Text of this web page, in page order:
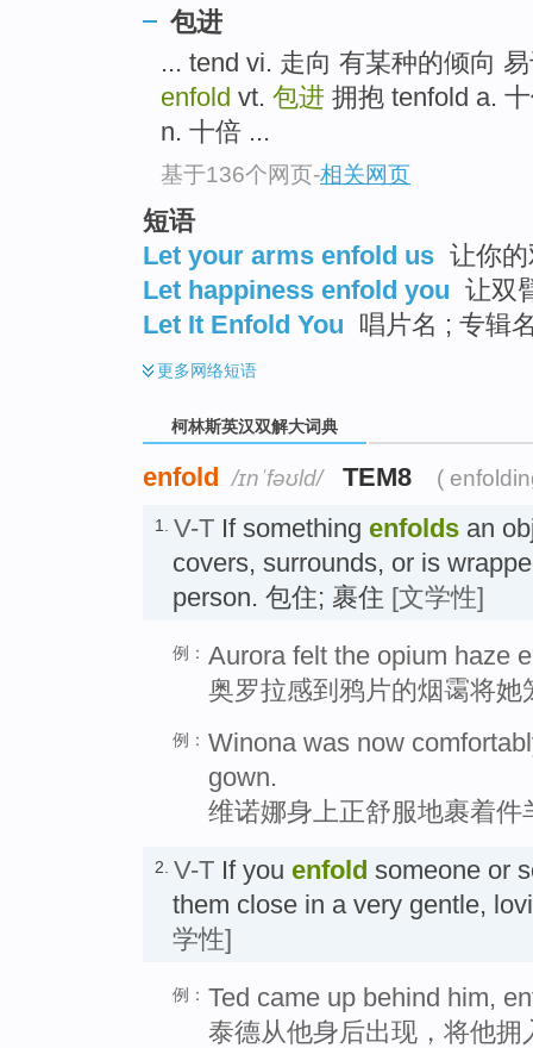
包进
... tend vi. 走向 有某种的倾向
enfold vt. 包进 拥抱 tenfold a.
n. 十倍 ...
基于136个网页-相关网页
短语
Let your arms enfold us 让你
Let happiness enfold you 让双
Let It Enfold You 唱片名 ; 专辑
更多网络短语
柯林斯英汉双解大词典
enfold /ɪnˈfəʊld/ TEM8 (
1. V-T If something enfolds an
covers, surrounds, or is
person. 包住; 裹住 [文学性]
例： Aurora felt the opium haze
奥罗拉感到鸦片的烟霭将她
例： Winona was now
gown.
维诺娜身上正舒服地裹着件
2. V-T If you enfold someone or
them close in a very gentle,
学性]
例： Ted came up behind him,
泰德从他身后出现，将他拥